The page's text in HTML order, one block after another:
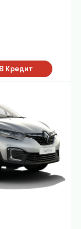
В Кредит